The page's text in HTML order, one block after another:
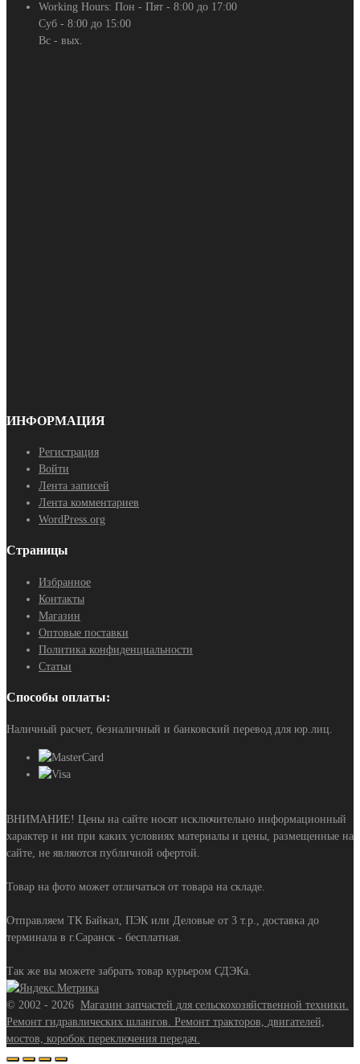
Working Hours: Пон - Пят - 8:00 до 17:00
Суб - 8:00 до 15:00
Вс - вых.
ИНФОРМАЦИЯ
Регистрация
Войти
Лента записей
Лента комментариев
WordPress.org
Страницы
Избранное
Контакты
Магазин
Оптовые поставки
Политика конфиденциальности
Статьи
Способы оплаты:
Наличный расчет, безналичный и банковский перевод для юр.лиц.
ВНИМАНИЕ! Цены на сайте носят исключительно информационный
характер и ни при каких условиях материалы и цены, размещенные на
сайте, не являются публичной офертой.
Товар на фото может отличаться от товара на складе.
Отправляем ТК Байкал, ПЭК или Деловые от 3 т.р., доставка до
терминала в г.Саранск - бесплатная.
Так же вы можете забрать товар курьером СДЭКа.
© 2002 - 2026 Магазин запчастей для сельскохозяйственной техники.
Ремонт гидравлических шлангов. Ремонт тракторов, двигателей,
мостов, коробок переключения передач.